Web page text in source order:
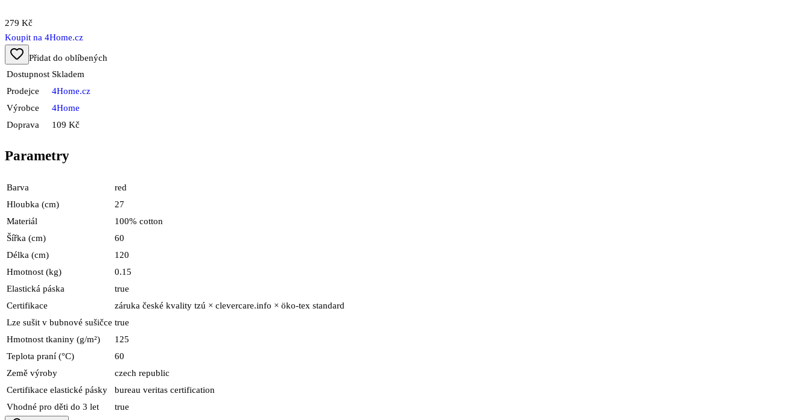
279 Kč
Koupit na 4Home.cz
Přidat do oblíbených
Dostupnost Skladem
Prodejce
4Home.cz
Výrobce
4Home
Doprava
109 Kč
Parametry
Barva
red
Hloubka (cm)
27
Materiál
100% cotton
Šířka (cm)
60
Délka (cm)
120
Hmotnost (kg)
0.15
Elastická páska
true
Certifikace
záruka české kvality tzú × clevercare.info × öko-tex standard
Lze sušit v bubnové sušičce true
Hmotnost tkaniny (g/m²)
125
Teplota praní (°C)
60
Země výroby
czech republic
Certifikace elastické pásky
bureau veritas certification
Vhodné pro děti do 3 let
true